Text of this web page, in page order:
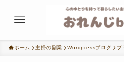
ホーム 主婦の副業 Wordpressブログ プ